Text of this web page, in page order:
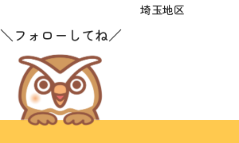
＼フォローしてね／
埼玉地区